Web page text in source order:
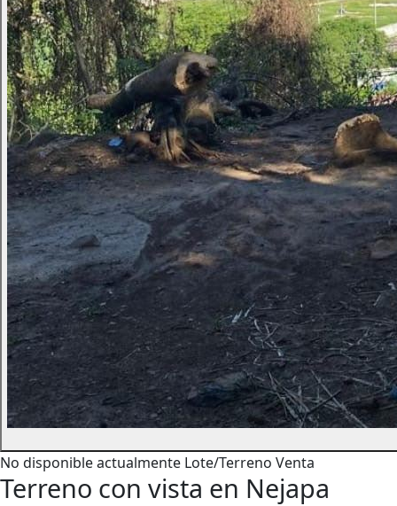
No disponible actualmente Lote/Terreno Venta
Terreno con vista en Nejapa